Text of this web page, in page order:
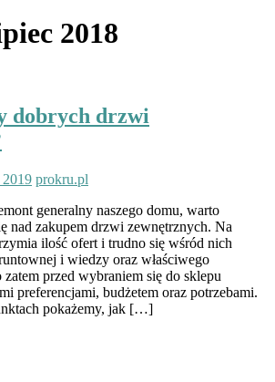
2018
dobrych drzwi
2019 prokru.pl
generalny naszego domu, warto
nad zakupem drzwi zewnętrznych. Na
ilość ofert i trudno się wśród nich
i wiedzy oraz właściwego
przed wybraniem się do sklepu
preferencjami, budżetem oraz potrzebami.
pokażemy, jak […]